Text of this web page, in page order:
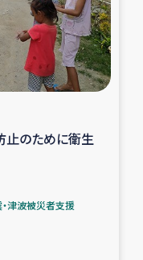
ア日誌
農家生産支援
産支援
止のために衛生
津波被災者支援